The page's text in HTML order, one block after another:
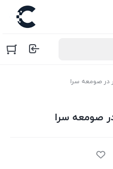
در صومعه سرا
صومعه سرا